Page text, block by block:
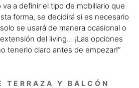
a definir el tipo de mobiliario que
forma, se decidirá si es necesario
se usará de manera ocasional o
del living… ¡Las opciones
tenerlo claro antes de empezar!”
TERRAZA Y BALCÓN